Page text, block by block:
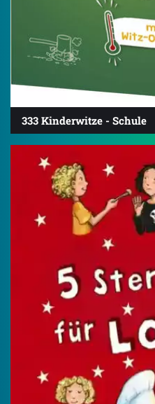
333 Kinderwitze - Schule